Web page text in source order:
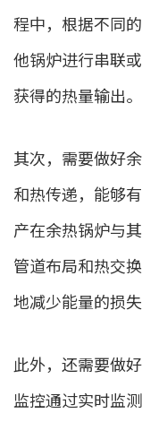
程中，根据不同
他锅炉进行串联
获得的热量输出。
其次，需要做好
和热传递，能够
产在余热锅炉与
管道布局和热交
地减少能量的损失
此外，还需要做
监控通过实时监